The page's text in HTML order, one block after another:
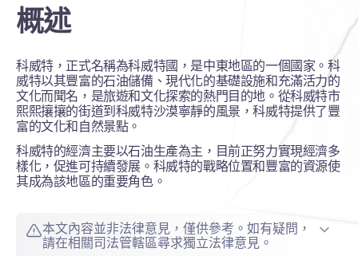
概述
科威特，正式名稱為科威特國，是中東地區的一個國家。科
威特以其豐富的石油儲備、現代化的基礎設施和充滿活力的
文化而聞名，是旅遊和文化探索的熱門目的地。從科威特市
熙熙攘攘的街道到科威特沙漠寧靜的風景，科威特提供了豐
富的文化和自然景點。
科威特的經濟主要以石油生產為主，目前正努力實現經濟多
樣化，促進可持續發展。科威特的戰略位置和豐富的資源使
其成為該地區的重要角色。
本文內容並非法律意見，僅供參考。如有疑問，
請在相關司法管轄區尋求獨立法律意見。